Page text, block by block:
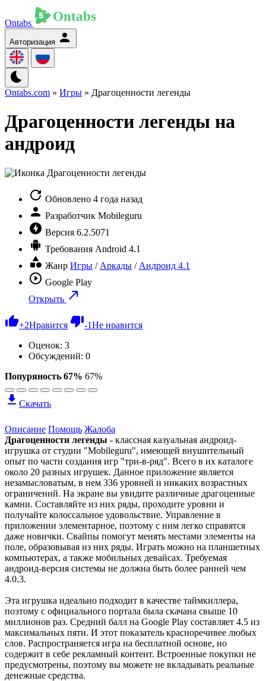
Ontabs
Авторизация
Ontabs.com » Игры » Драгоценности легенды
Драгоценности легенды на
андроид
Обновлено 4 года назад
Разработчик Mobileguru
Версия 6.2.5071
Требования Android 4.1
Жанр Игры / Аркады / Андроид 4.1
Google Play
Открыть
+2Нравится -1Не нравится
Оценок: 3
Обсуждений: 0
Попуряность 67% 67%
Скачать
Описание Помощь Жалоба
Драгоценности легенды - классная казуальная андроид-
игрушка от студии "Mobileguru", имеющей внушительный
опыт по части создания игр "три-в-ряд". Всего в их каталоге
около 20 разных игрушек. Данное приложение является
незамысловатым, в нем 336 уровней и никаких возрастных
ограничений. На экране вы увидите различные драгоценные
камни. Составляйте из них ряды, проходите уровни и
получайте колоссальное удовольствие. Управление в
приложении элементарное, поэтому с ним легко справятся
даже новички. Свайпы помогут менять местами элементы на
поле, образовывая из них ряды. Играть можно на планшетных
компьютерах, а также мобильных девайсах. Требуемая
андроид-версия системы не должна быть более ранней чем
4.0.3.
Эта игрушка идеально подходит в качестве таймкиллера,
поэтому с официального портала была скачана свыше 10
миллионов раз. Средний балл на Google Play составляет 4.5 из
максимальных пяти. И этот показатель красноречивее любых
слов. Распространяется игра на бесплатной основе, но
содержит в себе рекламный контент. Встроенные покупки не
предусмотрены, поэтому вы можете не вкладывать реальные
денежные средства.